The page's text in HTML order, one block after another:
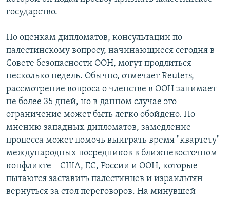
государство.
По оценкам дипломатов, консультации по
палестинскому вопросу, начинающиеся сегодня в
Совете безопасности ООН, могут продлиться
несколько недель. Обычно, отмечает Reuters,
рассмотрение вопроса о членстве в ООН занимает
не более 35 дней, но в данном случае это
ограничение может быть легко обойдено. По
мнению западных дипломатов, замедление
процесса может помочь выиграть время "квартету"
международных посредников в ближневосточном
конфликте – США, ЕС, России и ООН, которые
пытаются заставить палестинцев и израильтян
вернуться за стол переговоров. На минувшей